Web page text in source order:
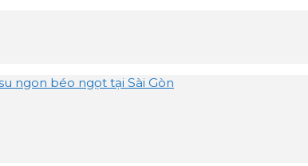
ngon béo ngọt tại Sài Gòn